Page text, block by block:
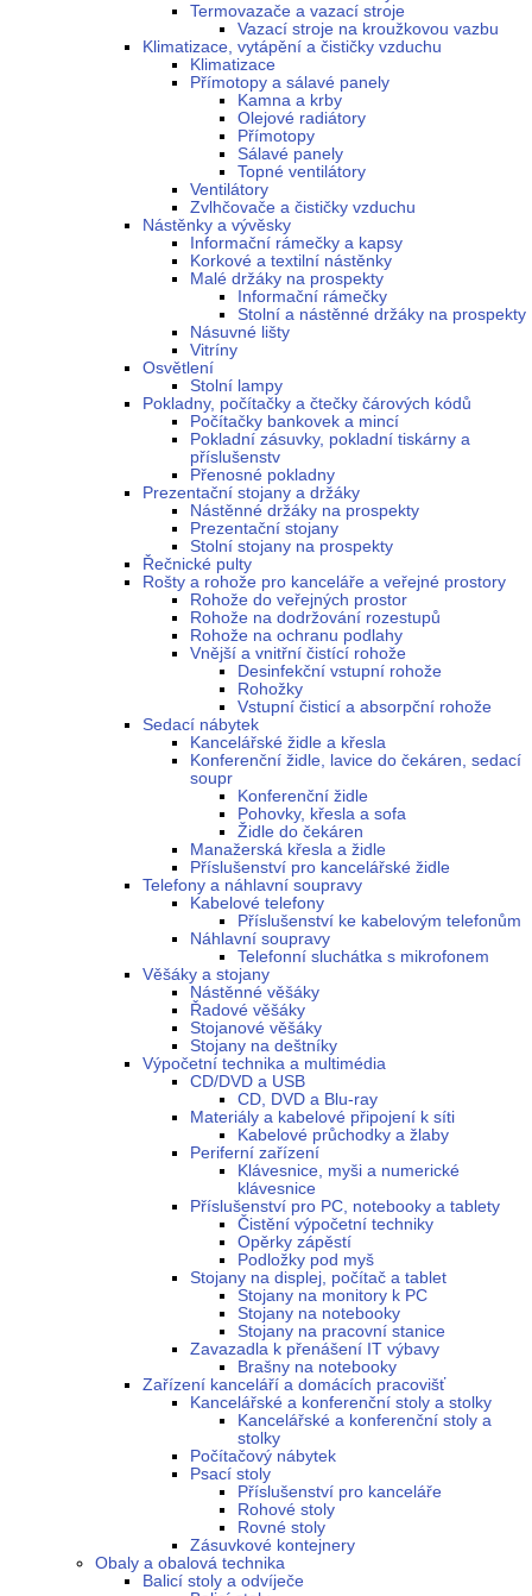
Termovazače a vazací stroje
Vazací stroje na kroužkovou vazbu
Klimatizace, vytápění a čističky vzduchu
Klimatizace
Přímotopy a sálavé panely
Kamna a krby
Olejové radiátory
Přímotopy
Sálavé panely
Topné ventilátory
Ventilátory
Zvlhčovače a čističky vzduchu
Nástěnky a vývěsky
Informační rámečky a kapsy
Korkové a textilní nástěnky
Malé držáky na prospekty
Informační rámečky
Stolní a nástěnné držáky na prospekty
Násuvné lišty
Vitríny
Osvětlení
Stolní lampy
Pokladny, počítačky a čtečky čárových kódů
Počítačky bankovek a mincí
Pokladní zásuvky, pokladní tiskárny a
příslušenstv
Přenosné pokladny
Prezentační stojany a držáky
Nástěnné držáky na prospekty
Prezentační stojany
Stolní stojany na prospekty
Řečnické pulty
Rošty a rohože pro kanceláře a veřejné prostory
Rohože do veřejných prostor
Rohože na dodržování rozestupů
Rohože na ochranu podlahy
Vnější a vnitřní čistící rohože
Desinfekční vstupní rohože
Rohožky
Vstupní čisticí a absorpční rohože
Sedací nábytek
Kancelářské židle a křesla
Konferenční židle, lavice do čekáren, sedací
soupr
Konferenční židle
Pohovky, křesla a sofa
Židle do čekáren
Manažerská křesla a židle
Příslušenství pro kancelářské židle
Telefony a náhlavní soupravy
Kabelové telefony
Příslušenství ke kabelovým telefonům
Náhlavní soupravy
Telefonní sluchátka s mikrofonem
Věšáky a stojany
Nástěnné věšáky
Řadové věšáky
Stojanové věšáky
Stojany na deštníky
Výpočetní technika a multimédia
CD/DVD a USB
CD, DVD a Blu-ray
Materiály a kabelové připojení k síti
Kabelové průchodky a žlaby
Periferní zařízení
Klávesnice, myši a numerické
klávesnice
Příslušenství pro PC, notebooky a tablety
Čistění výpočetní techniky
Opěrky zápěstí
Podložky pod myš
Stojany na displej, počítač a tablet
Stojany na monitory k PC
Stojany na notebooky
Stojany na pracovní stanice
Zavazadla k přenášení IT výbavy
Brašny na notebooky
Zařízení kanceláří a domácích pracovišť
Kancelářské a konferenční stoly a stolky
Kancelářské a konferenční stoly a
stolky
Počítačový nábytek
Psací stoly
Příslušenství pro kanceláře
Rohové stoly
Rovné stoly
Zásuvkové kontejnery
Obaly a obalová technika
Balicí stoly a odvíječe